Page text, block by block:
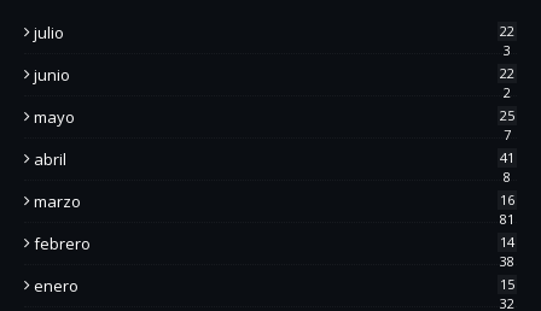
julio
22
3
junio
22
2
mayo
25
7
abril
41
8
marzo
16
81
febrero
14
38
enero
15
32